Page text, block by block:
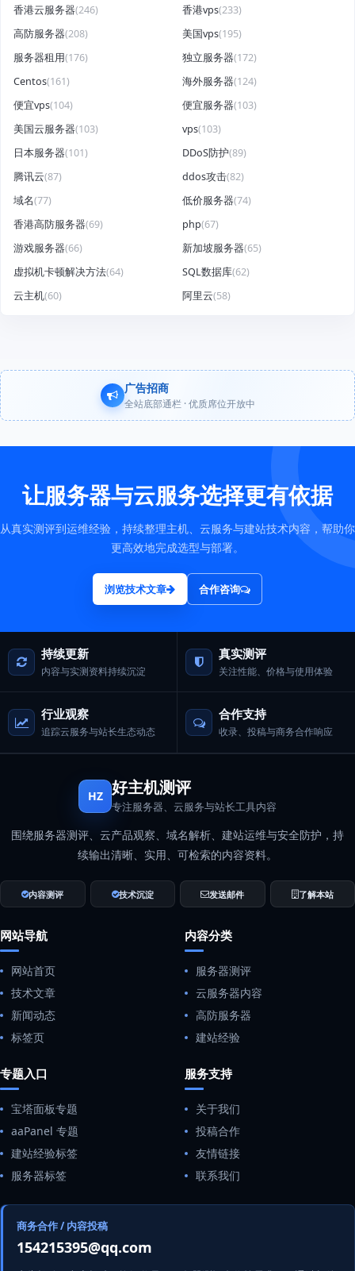
香港云服务器(246) 香港vps(233)
高防服务器(208) 美国vps(195)
服务器租用(176) 独立服务器(172)
Centos(161) 海外服务器(124)
便宜vps(104) 便宜服务器(103)
美国云服务器(103) vps(103)
日本服务器(101) DDoS防护(89)
腾讯云(87) ddos攻击(82)
域名(77) 低价服务器(74)
香港高防服务器(69) php(67)
游戏服务器(66) 新加坡服务器(65)
虚拟机卡顿解决方法(64) SQL数据库(62)
云主机(60) 阿里云(58)
广告招商
全站底部通栏 · 优质席位开放中
让服务器与云服务选择更有依据
从真实测评到运维经验，持续整理主机、云服务与建站技术内容，帮助你
更高效地完成选型与部署。
浏览技术文章 合作咨询
持续更新
内容与实测资料持续沉淀
真实测评
关注性能、价格与使用体验
行业观察
追踪云服务与站长生态动态
合作支持
收录、投稿与商务合作响应
HZ 好主机测评
专注服务器、云服务与站长工具内容
围绕服务器测评、云产品观察、域名解析、建站运维与安全防护，持
续输出清晰、实用、可检索的内容资料。
内容测评 技术沉淀 发送邮件 了解本站
网站导航
网站首页
技术文章
新闻动态
标签页
内容分类
服务器测评
云服务器内容
高防服务器
建站经验
专题入口
宝塔面板专题
aaPanel 专题
建站经验标签
服务器标签
服务支持
关于我们
投稿合作
友情链接
联系我们
商务合作 / 内容投稿
154215395@qq.com